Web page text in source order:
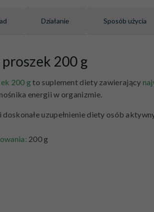
Działanie Sposób użycia
200 g
200 gto suplement diety zawierający
energii w organizmie.
uzupełnienie diety osób
200 g